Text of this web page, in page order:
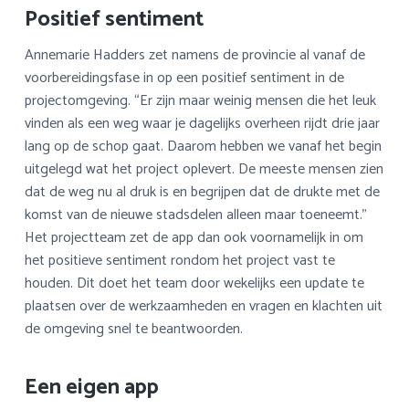
Positief sentiment
Annemarie Hadders zet namens de provincie al vanaf de
voorbereidingsfase in op een positief sentiment in de
projectomgeving. “Er zijn maar weinig mensen die het leuk
vinden als een weg waar je dagelijks overheen rijdt drie jaar
lang op de schop gaat. Daarom hebben we vanaf het begin
uitgelegd wat het project oplevert. De meeste mensen zien
dat de weg nu al druk is en begrijpen dat de drukte met de
komst van de nieuwe stadsdelen alleen maar toeneemt.”
Het projectteam zet de app dan ook voornamelijk in om
het positieve sentiment rondom het project vast te
houden. Dit doet het team door wekelijks een update te
plaatsen over de werkzaamheden en vragen en klachten uit
de omgeving snel te beantwoorden.
Een eigen app